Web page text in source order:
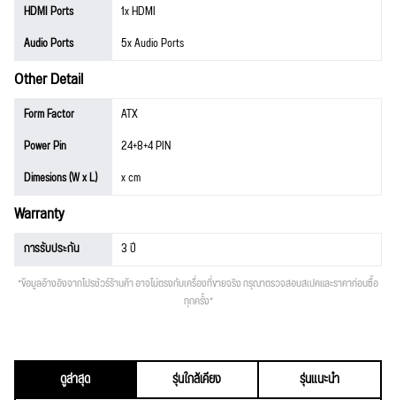
HDMI Ports
1x HDMI
Audio Ports
5x Audio Ports
Other Detail
Form Factor
ATX
Power Pin
24+8+4 PIN
Dimesions (W x L)
x cm
Warranty
การรับประกัน 3 ปี
*ข้อมูลอ้างอิงจากโปรชัวร์ร้านค้า อาจไม่ตรงกับเครื่องที่ขายจริง กรุณาตรวจสอบสเปคและราคาก่อนซื้อ
ทุกครั้ง*
ดูล่าสุด รุ่นใกล้เคียง
รุ่นแนะนำ